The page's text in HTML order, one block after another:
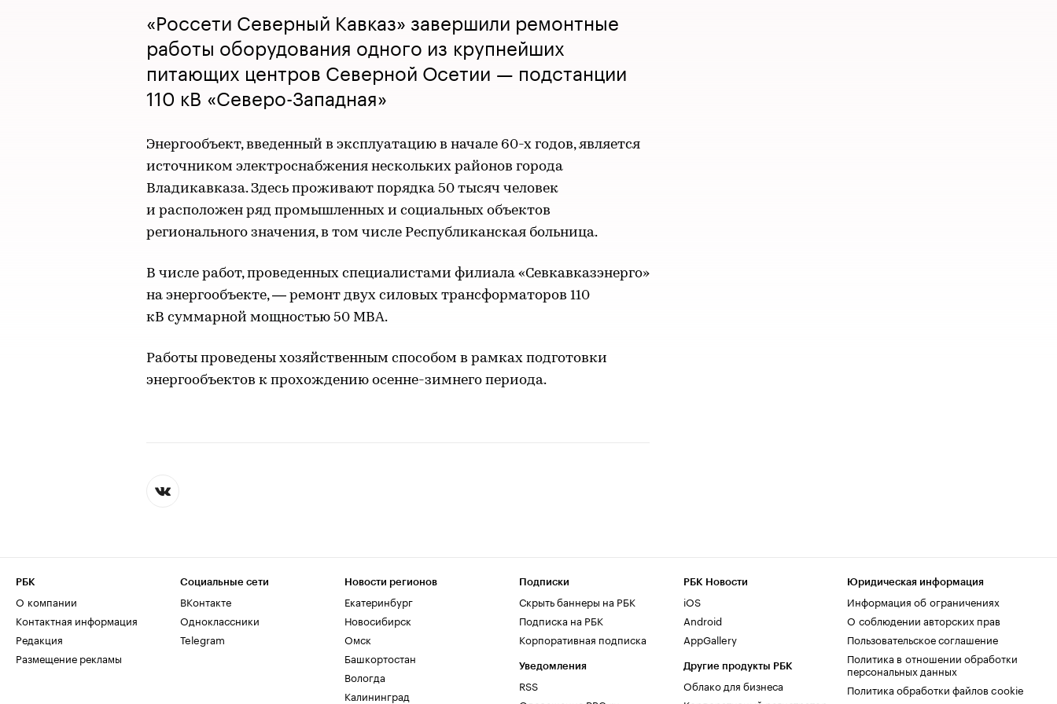
«Россети Северный Кавказ» завершили ремонтные
работы оборудования одного из крупнейших
питающих центров Северной Осетии — подстанции
110 кВ «Северо-Западная»
Энергообъект, введенный в эксплуатацию в начале 60-х годов, является
источником электроснабжения нескольких районов города
Владикавказа. Здесь проживают порядка 50 тысяч человек
и расположен ряд промышленных и социальных объектов
регионального значения, в том числе Республиканская больница.
В числе работ, проведенных специалистами филиала «Севкавказэнерго»
на энергообъекте, — ремонт двух силовых трансформаторов 110
кВ суммарной мощностью 50 МВА.
Работы проведены хозяйственным способом в рамках подготовки
энергообъектов к прохождению осенне-зимнего периода.
РБК
О компании
Контактная информация
Редакция
Размещение рекламы
Социальные сети
ВКонтакте
Одноклассники
Telegram
Новости регионов
Екатеринбург
Новосибирск
Омск
Башкортостан
Вологда
Калининград
Подписки
Скрыть баннеры на РБК
Подписка на РБК
Корпоративная подписка
Уведомления
RSS
РБК Новости
iOS
Android
AppGallery
Другие продукты РБК
Облако для бизнеса
Юридическая информация
Информация об ограничениях
О соблюдении авторских прав
Пользовательское соглашение
Политика в отношении обработки
персональных данных
Политика обработки файлов cookie